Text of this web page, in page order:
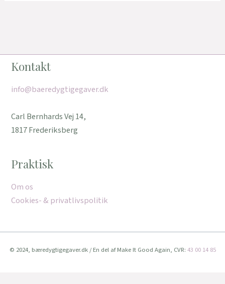
Kontakt
info@baeredygtigegaver.dk
Carl Bernhards Vej 14,
1817 Frederiksberg
Praktisk
Om os
Cookies- & privatlivspolitik
© 2024, bæredygtigegaver.dk / En del af Make It Good Again, CVR: 43 00 14 85